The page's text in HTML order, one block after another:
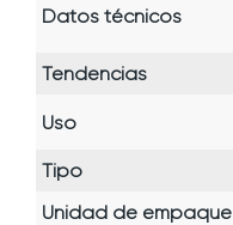
Datos técnicos
Tendencias
Uso
Tipo
Unidad de empaque